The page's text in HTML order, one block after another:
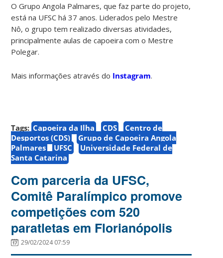
O Grupo Angola Palmares, que faz parte do projeto,
está na UFSC há 37 anos. Liderados pelo Mestre
Nô, o grupo tem realizado diversas atividades,
principalmente aulas de capoeira com o Mestre
Polegar.
Mais informações através do Instagram.
Tags: Capoeira da Ilha CDS
Centro de
Desportos (CDS)
Grupo de Capoeira Angola
Palmares
UFSC
Universidade Federal de
Santa Catarina
Com parceria da UFSC,
Comitê Paralímpico promove
competições com 520
paratletas em Florianópolis
29/02/2024 07:59